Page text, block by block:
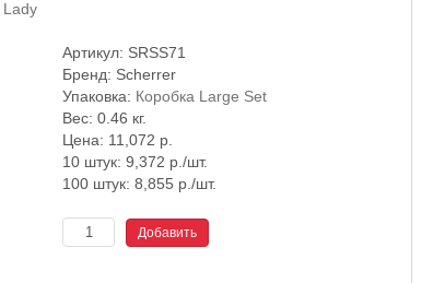
Lady
Артикул: SRSS71
Бренд: Scherrer
Упаковка: Коробка Large Set
Вес: 0.46 кг.
Цена: 11,072 р.
10 штук: 9,372 р./шт.
100 штук: 8,855 р./шт.